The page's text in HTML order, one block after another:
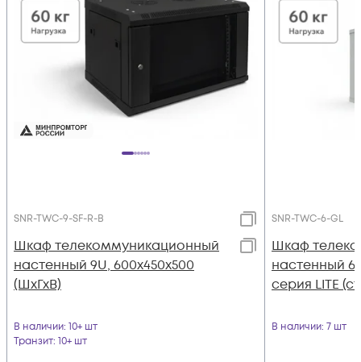
SNR-TWC-9-SF-R-B
Шкаф телекоммуникационный
настенный 9U, 600х450х500
(ШхГхВ)
В наличии: 10+ шт
Транзит: 10+ шт
SNR-TWC-6-GL
Шкаф
настенный
серия LITE
В наличии: 7 шт